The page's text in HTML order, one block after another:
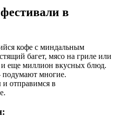
в
кофе с миндальным
багет, мясо на гриле или
еще миллион вкусных блюд.
многие.
отправимся в